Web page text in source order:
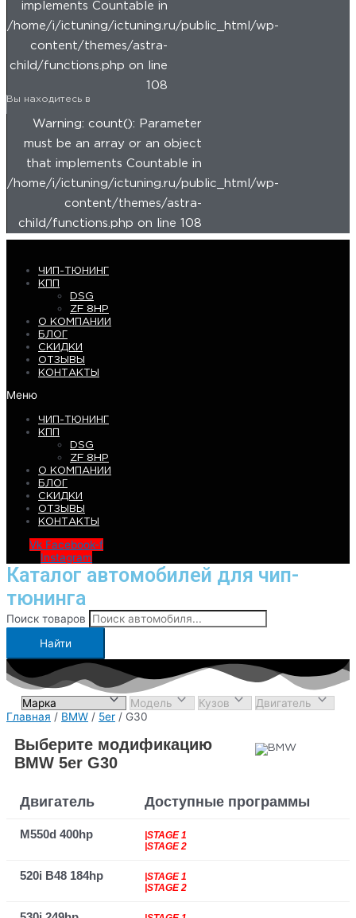
implements Countable in
/home/i/ictuning/ictuning.ru/public_html/wp-
content/themes/astra-
child/functions.php on line
108
Вы находитесь в
Warning: count(): Parameter
must be an array or an object
that implements Countable in
/home/i/ictuning/ictuning.ru/public_html/wp-
content/themes/astra-
child/functions.php on line 108
ЧИП-ТЮНИНГ
КПП
DSG
ZF 8HP
О КОМПАНИИ
БЛОГ
СКИДКИ
ОТЗЫВЫ
КОНТАКТЫ
Меню
ЧИП-ТЮНИНГ
КПП
DSG
ZF 8HP
О КОМПАНИИ
БЛОГ
СКИДКИ
ОТЗЫВЫ
КОНТАКТЫ
Vk Facebook-f
Instagram
Каталог автомобилей для чип-
тюнинга
Поиск товаров
Найти
Главная / BMW / 5er / G30
Выберите модификацию
BMW 5er G30
Двигатель Доступные программы
M550d 400hp
|STAGE 1
|STAGE 2
520i B48 184hp
|STAGE 1
|STAGE 2